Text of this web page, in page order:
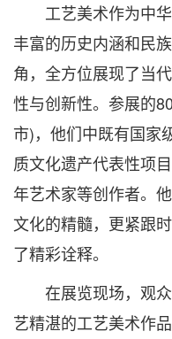
工艺美术作为中华
丰富的历史内涵和民
角，全方位展现了当
性与创新性。参展的
市)，他们中既有国家
质文化遗产代表性项
年艺术家等创作者。
文化的精髓，更紧跟
了精彩诠释。
在展览现场，观众
艺精湛的工艺美术作